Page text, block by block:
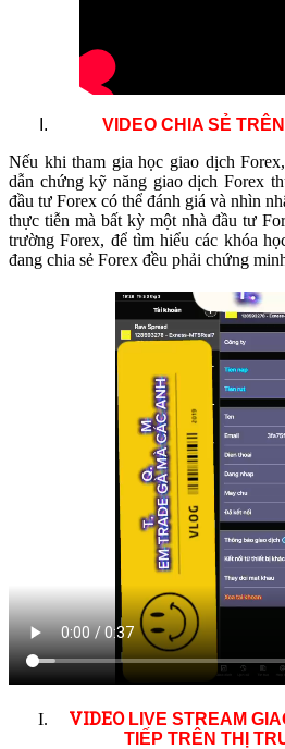
VIDEO CHIA SẺ
Nếu khi tham gia học giao dịch
dẫn chứng kỹ năng giao dịch Forex
đầu tư Forex có thể đánh giá và nhìn
thực tiễn mà bất kỳ một nhà đầu tư
trường Forex, để tìm hiểu các khóa
đang chia sẻ Forex đều phải chứng
VIDEOLIVE STREAM
TIẾP TRÊN THỊ